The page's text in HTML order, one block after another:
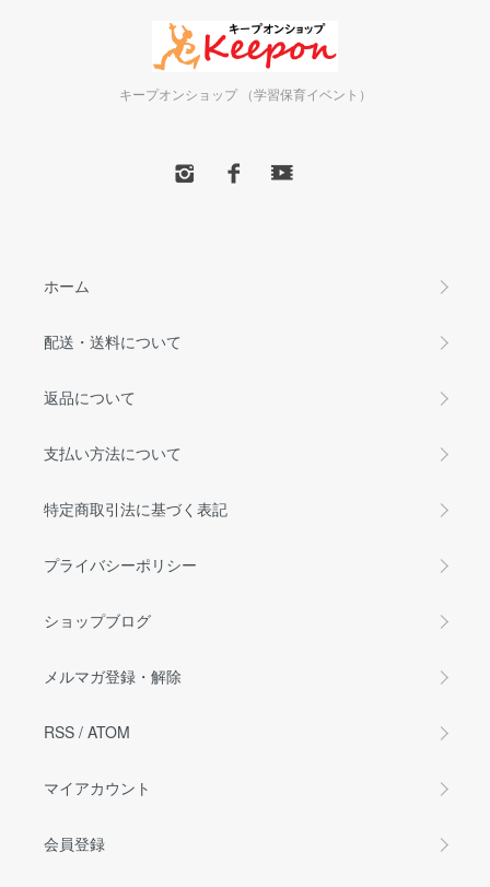
キープオンショップ （学習保育イベント）
ホーム
配送・送料について
返品について
支払い方法について
特定商取引法に基づく表記
プライバシーポリシー
ショップブログ
メルマガ登録・解除
RSS / ATOM
マイアカウント
会員登録